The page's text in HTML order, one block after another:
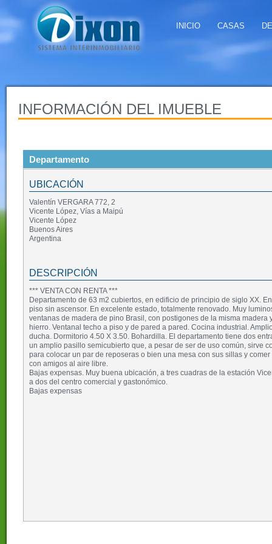
INICIO CASAS
INFORMACIÓN DEL IMUEBLE
Departamento
UBICACIÓN
Valentín VERGARA 772, 2
Vicente López, Vías a Maipú
Vicente López
Buenos Aires
Argentina
DESCRIPCIÓN
*** VENTA CON RENTA ***
Departamento de 63 m2 cubiertos, en edificio de principio de siglo XX.
piso sin ascensor. En excelente estado, totalmente renovado. Muy
ventanas de madera de pino Brasil, con postigones de la misma madera
hierro. Ventanal techo a piso y de pared a pared. Cocina industrial.
ducha. Dormitorio 4.50 X 3.50. Bohardilla. El departamento tiene dos
un amplio pasillo semicubierto que, a pesar de ser de uso común, sirve
para colocar un par de reposeras o bien una mesa con sus sillas y
con amigos al aire libre.
Bajas expensas. Muy buena ubicación, a tres cuadras de la estación
a dos del centro comercial y gastonómico.
Bajas expensas